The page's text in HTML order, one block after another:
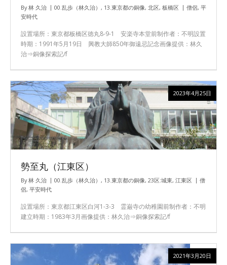
By林 久治 00.乱歩（林久治） , 13.東京都の銅像, 北区, 板橋区 僧侶, 平
安時代
設置場所：東京都板橋区徳丸8-9-1 安楽寺本堂前制作者：不明設置
時期：1991年5月19日 興教大師850年御遠忌記念画像提供：林久
治⇒銅像探索記/f
勢至丸（江東区）
By林 久治 00.乱歩（林久治） , 13.東京都の銅像, 23区:城東, 江東区
僧
侶, 平安時代
設置場所：東京都江東区白河1-3-3 霊巌寺の幼稚園前制作者：不明
建立時期：1983年3月画像提供：林久治⇒銅像探索記/f
2023年4月25日
2021年3月20日